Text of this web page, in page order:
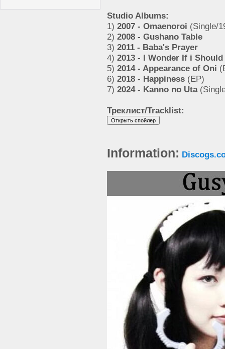
Studio Albums:
1) 2007 - Omaenoroi (Single/
2) 2008 - Gushano Table
3) 2011 - Baba's Prayer
4) 2013 - I Wonder If i Should
5) 2014 - Appearance of Oni
6) 2018 - Happiness (EP)
7) 2024 - Kanno no Uta
Треклист/Tracklist:
Information: